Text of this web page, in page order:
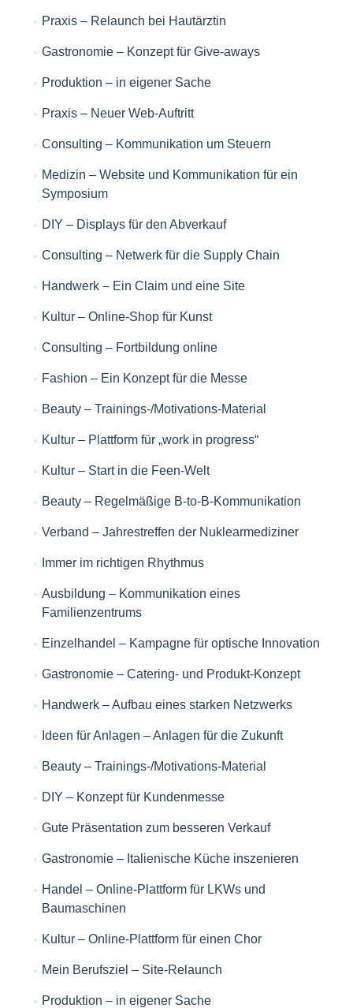
Praxis – Relaunch bei Hautärztin
Gastronomie – Konzept für Give-aways
Produktion – in eigener Sache
Praxis – Neuer Web-Auftritt
Consulting – Kommunikation um Steuern
Medizin – Website und Kommunikation für ein
Symposium
DIY – Displays für den Abverkauf
Consulting – Netwerk für die Supply Chain
Handwerk – Ein Claim und eine Site
Kultur – Online-Shop für Kunst
Consulting – Fortbildung online
Fashion – Ein Konzept für die Messe
Beauty – Trainings-/Motivations-Material
Kultur – Plattform für „work in progress“
Kultur – Start in die Feen-Welt
Beauty – Regelmäßige B-to-B-Kommunikation
Verband – Jahrestreffen der Nuklearmediziner
Immer im richtigen Rhythmus
Ausbildung – Kommunikation eines
Familienzentrums
Einzelhandel – Kampagne für optische Innovation
Gastronomie – Catering- und Produkt-Konzept
Handwerk – Aufbau eines starken Netzwerks
Ideen für Anlagen – Anlagen für die Zukunft
Beauty – Trainings-/Motivations-Material
DIY – Konzept für Kundenmesse
Gute Präsentation zum besseren Verkauf
Gastronomie – Italienische Küche inszenieren
Handel – Online-Plattform für LKWs und
Baumaschinen
Kultur – Online-Plattform für einen Chor
Mein Berufsziel – Site-Relaunch
Produktion – in eigener Sache